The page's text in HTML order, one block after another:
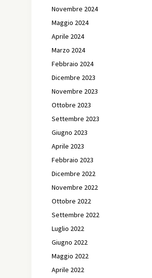
Novembre 2024
Maggio 2024
Aprile 2024
Marzo 2024
Febbraio 2024
Dicembre 2023
Novembre 2023
Ottobre 2023
Settembre 2023
Giugno 2023
Aprile 2023
Febbraio 2023
Dicembre 2022
Novembre 2022
Ottobre 2022
Settembre 2022
Luglio 2022
Giugno 2022
Maggio 2022
Aprile 2022